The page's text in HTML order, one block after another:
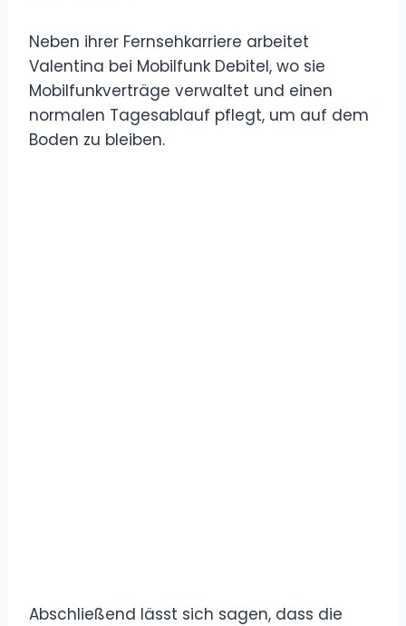
Neben ihrer Fernsehkarriere arbeitet
Valentina bei Mobilfunk Debitel, wo sie
Mobilfunkverträge verwaltet und einen
normalen Tagesablauf pflegt, um auf dem
Boden zu bleiben.
Abschließend lässt sich sagen, dass die